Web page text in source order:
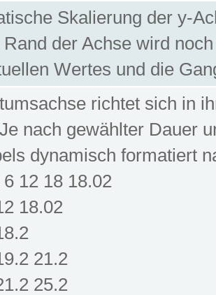
Skalierung der y-
Rand der Achse wird
Wertes und die
richtet sich in
nach gewählter Dauer
dynamisch formatiert
12 18 18.02
18.02
21.2
25.2